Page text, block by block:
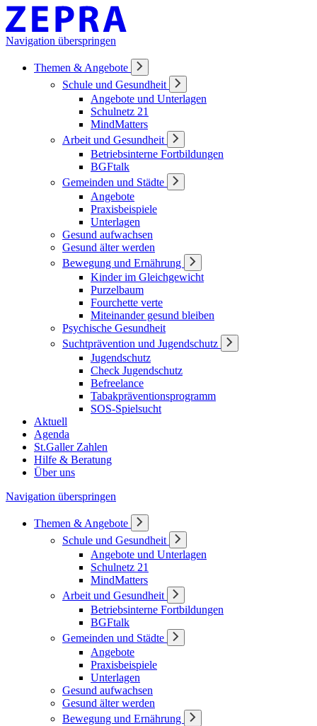
Navigation überspringen
Themen & Angebote
Schule und Gesundheit
Angebote und Unterlagen
Schulnetz 21
MindMatters
Arbeit und Gesundheit
Betriebsinterne Fortbildungen
BGFtalk
Gemeinden und Städte
Angebote
Praxisbeispiele
Unterlagen
Gesund aufwachsen
Gesund älter werden
Bewegung und Ernährung
Kinder im Gleichgewicht
Purzelbaum
Fourchette verte
Miteinander gesund bleiben
Psychische Gesundheit
Suchtprävention und Jugendschutz
Jugendschutz
Check Jugendschutz
Befreelance
Tabakpräventionsprogramm
SOS-Spielsucht
Aktuell
Agenda
St.Galler Zahlen
Hilfe & Beratung
Über uns
Navigation überspringen
Themen & Angebote
Schule und Gesundheit
Angebote und Unterlagen
Schulnetz 21
MindMatters
Arbeit und Gesundheit
Betriebsinterne Fortbildungen
BGFtalk
Gemeinden und Städte
Angebote
Praxisbeispiele
Unterlagen
Gesund aufwachsen
Gesund älter werden
Bewegung und Ernährung